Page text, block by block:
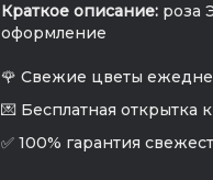
Краткое описание:роза
оформление
🌹 Свежие цветы
💌 Бесплатная открытка
✅ 100% гарантия